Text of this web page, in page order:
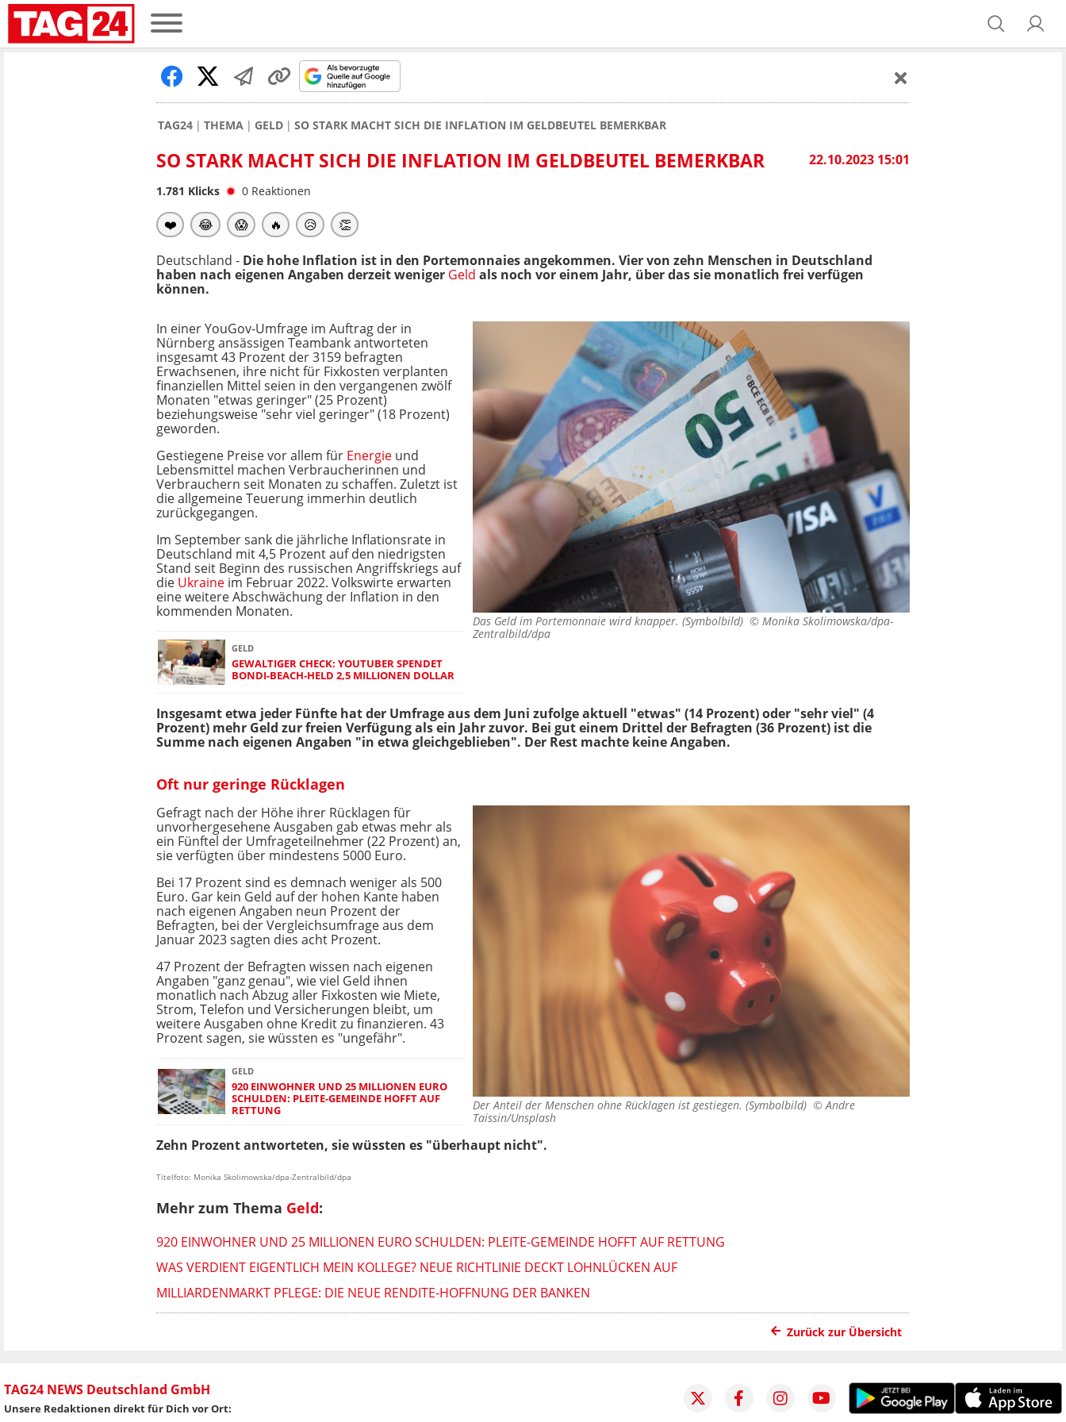
TAG24 THEMA GELD SO STARK MACHT SICH DIE INFLATION IM GELDBEUTEL BEMERKBAR
22.10.2023 15:01
SO STARK MACHT SICH DIE INFLATION IM GELDBEUTEL BEMERKBAR
1.781 Klicks 0 Reaktionen
❤️ 😂 😱 🔥 😥 👏
Deutschland - Die hohe Inflation ist in den Portemonnaies angekommen. Vier von zehn Menschen in Deutschland
haben nach eigenen Angaben derzeit weniger Geld als noch vor einem Jahr, über das sie monatlich frei verfügen
können.
Das Geld im Portemonnaie wird knapper. (Symbolbild) © Monika Skolimowska/dpa-
Zentralbild/dpa
In einer YouGov-Umfrage im Auftrag der in
Nürnberg ansässigen Teambank antworteten
insgesamt 43 Prozent der 3159 befragten
Erwachsenen, ihre nicht für Fixkosten verplanten
finanziellen Mittel seien in den vergangenen zwölf
Monaten "etwas geringer" (25 Prozent)
beziehungsweise "sehr viel geringer" (18 Prozent)
geworden.
Gestiegene Preise vor allem für Energie und
Lebensmittel machen Verbraucherinnen und
Verbrauchern seit Monaten zu schaffen. Zuletzt ist
die allgemeine Teuerung immerhin deutlich
zurückgegangen.
Im September sank die jährliche Inflationsrate in
Deutschland mit 4,5 Prozent auf den niedrigsten
Stand seit Beginn des russischen Angriffskriegs auf
die Ukraine im Februar 2022. Volkswirte erwarten
eine weitere Abschwächung der Inflation in den
kommenden Monaten.
GELD
GEWALTIGER CHECK: YOUTUBER SPENDET
BONDI-BEACH-HELD 2,5 MILLIONEN DOLLAR
Insgesamt etwa jeder Fünfte hat der Umfrage aus dem Juni zufolge aktuell "etwas" (14 Prozent) oder "sehr viel" (4
Prozent) mehr Geld zur freien Verfügung als ein Jahr zuvor. Bei gut einem Drittel der Befragten (36 Prozent) ist die
Summe nach eigenen Angaben "in etwa gleichgeblieben". Der Rest machte keine Angaben.
Oft nur geringe Rücklagen
Der Anteil der Menschen ohne Rücklagen ist gestiegen. (Symbolbild) ©Andre
Taissin/Unsplash
Gefragt nach der Höhe ihrer Rücklagen für
unvorhergesehene Ausgaben gab etwas mehr als
ein Fünftel der Umfrageteilnehmer (22 Prozent) an,
sie verfügten über mindestens 5000 Euro.
Bei 17 Prozent sind es demnach weniger als 500
Euro. Gar kein Geld auf der hohen Kante haben
nach eigenen Angaben neun Prozent der
Befragten, bei der Vergleichsumfrage aus dem
Januar 2023 sagten dies acht Prozent.
47 Prozent der Befragten wissen nach eigenen
Angaben "ganz genau", wie viel Geld ihnen
monatlich nach Abzug aller Fixkosten wie Miete,
Strom, Telefon und Versicherungen bleibt, um
weitere Ausgaben ohne Kredit zu finanzieren. 43
Prozent sagen, sie wüssten es "ungefähr".
GELD
920 EINWOHNER UND 25 MILLIONEN EURO
SCHULDEN: PLEITE-GEMEINDE HOFFT AUF
RETTUNG
Zehn Prozent antworteten, sie wüssten es "überhaupt nicht".
Titelfoto: Monika Skolimowska/dpa-Zentralbild/dpa
Mehr zum Thema Geld:
920 EINWOHNER UND 25 MILLIONEN EURO SCHULDEN: PLEITE-GEMEINDE HOFFT AUF RETTUNG
WAS VERDIENT EIGENTLICH MEIN KOLLEGE? NEUE RICHTLINIE DECKT LOHNLÜCKEN AUF
MILLIARDENMARKT PFLEGE: DIE NEUE RENDITE-HOFFNUNG DER BANKEN
Zurück zur Übersicht
TAG24 NEWS Deutschland GmbH
Unsere Redaktionen direkt für Dich vor Ort: